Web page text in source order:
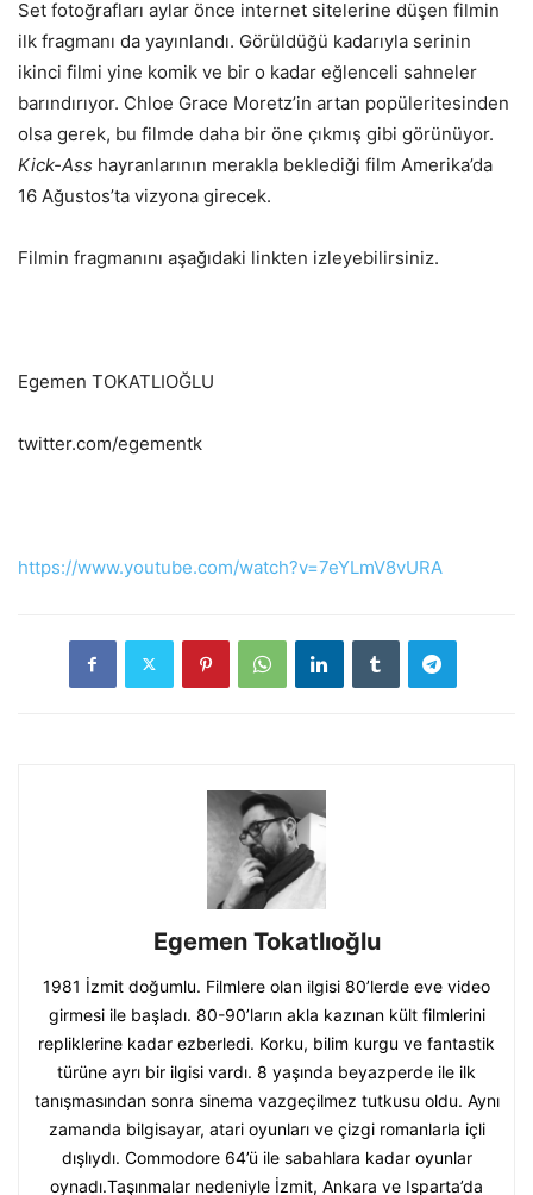
Set fotoğrafları aylar önce internet sitelerine düşen filmin
ilk fragmanı da yayınlandı. Görüldüğü kadarıyla serinin
ikinci filmi yine komik ve bir o kadar eğlenceli sahneler
barındırıyor. Chloe Grace Moretz’in artan popüleritesinden
olsa gerek, bu filmde daha bir öne çıkmış gibi görünüyor.
Kick-Ass hayranlarının merakla beklediği film Amerika’da
16 Ağustos’ta vizyona girecek.
Filmin fragmanını aşağıdaki linkten izleyebilirsiniz.
Egemen TOKATLIOĞLU
twitter.com/egementk
https://www.youtube.com/watch?v=7eYLmV8vURA
Egemen Tokatlıoğlu
1981 İzmit doğumlu. Filmlere olan ilgisi 80’lerde eve video
girmesi ile başladı. 80-90’ların akla kazınan kült filmlerini
repliklerine kadar ezberledi. Korku, bilim kurgu ve fantastik
türüne ayrı bir ilgisi vardı. 8 yaşında beyazperde ile ilk
tanışmasından sonra sinema vazgeçilmez tutkusu oldu. Aynı
zamanda bilgisayar, atari oyunları ve çizgi romanlarla içli
dışlıydı. Commodore 64’ü ile sabahlara kadar oyunlar
oynadı.Taşınmalar nedeniyle İzmit, Ankara ve Isparta’da